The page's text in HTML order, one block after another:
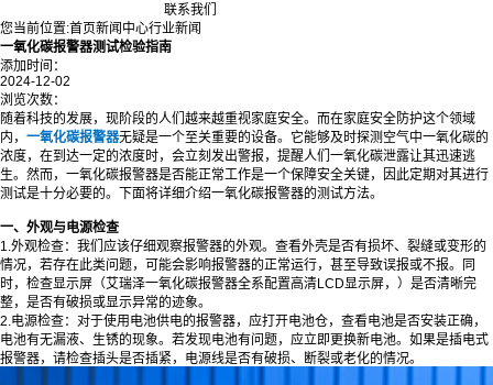
联系我们
您当前位置:首页新闻中心行业新闻
一氧化碳报警器测试检验指南
添加时间：
2024-12-02
浏览次数：
随着科技的发展，现阶段的人们越来越重视家庭安全。而在家庭安全防护这个领域
内， 一氧化碳报警器无疑是一个至关重要的设备。它能够及时探测空气中一氧化碳的
浓度，在到达一定的浓度时，会立刻发出警报，提醒人们一氧化碳泄露让其迅速逃
生。然而，一氧化碳报警器是否能正常工作是一个保障安全关键，因此定期对其进行
测试是十分必要的。下面将详细介绍一氧化碳报警器的测试方法。
一、外观与电源检查
1.外观检查：我们应该仔细观察报警器的外观。查看外壳是否有损坏、裂缝或变形的
情况，若存在此类问题，可能会影响报警器的正常运行，甚至导致误报或不报。同
时，检查显示屏（艾瑞泽一氧化碳报警器全系配置高清LCD显示屏，）是否清晰完
整，是否有破损或显示异常的迹象。
2.电源检查：对于使用电池供电的报警器，应打开电池仓，查看电池是否安装正确，
电池有无漏液、生锈的现象。若发现电池有问题，应立即更换新电池。如果是插电式
报警器，请检查插头是否插紧，电源线是否有破损、断裂或老化的情况。